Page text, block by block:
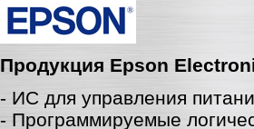
Продукция Epson
- ИС для управления
- Программируемые